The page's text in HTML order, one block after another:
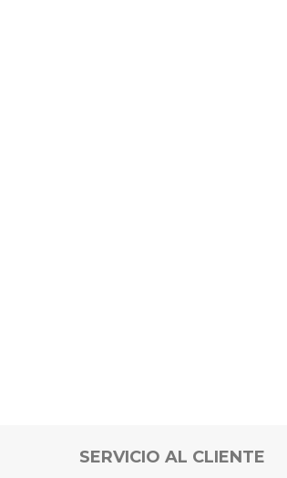
SERVICIO AL CLIENTE